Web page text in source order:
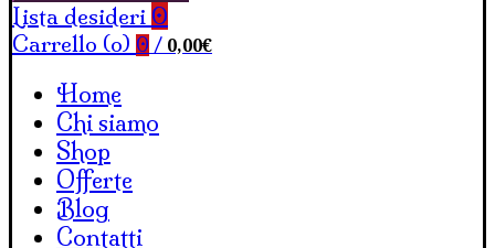
Lista desideri 0
Carrello (o) 0 / 0,00€
Home
Chi siamo
Shop
Offerte
Blog
Contatti